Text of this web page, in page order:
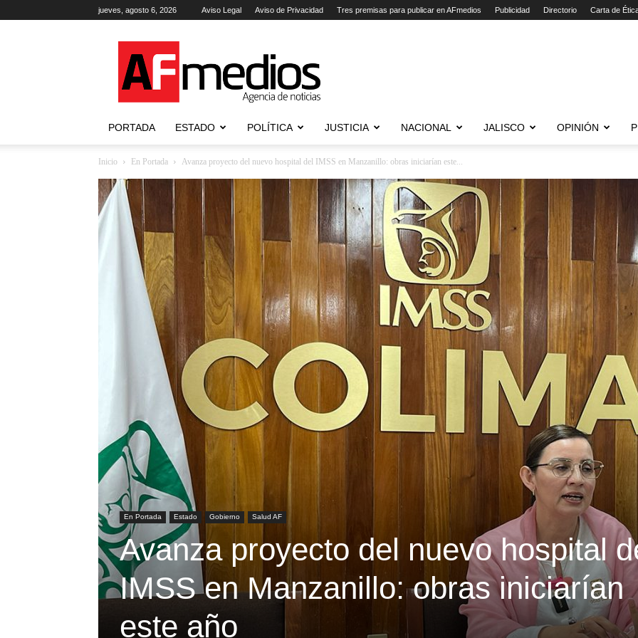
jueves, agosto 6, 2026 Aviso Legal Aviso de Privacidad Tres premisas para publicar en AFmedios Publicidad Directorio Carta de
Agencia
de
Noticias
PORTADA ESTADO POLÍTICA JUSTICIA NACIONAL JALISCO OPINIÓN
Inicio En Portada Avanza proyecto del nuevo hospital del IMSS en Manzanillo: obras iniciarían este...
En Portada Estado Gobierno Salud AF
Avanza proyecto del nuevo hospital
IMSS en Manzanillo: obras iniciarían
este año